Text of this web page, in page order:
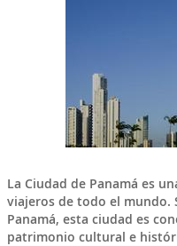
La Ciudad de Panamá es
viajeros de todo el mundo.
Panamá, esta ciudad es
patrimonio cultural e